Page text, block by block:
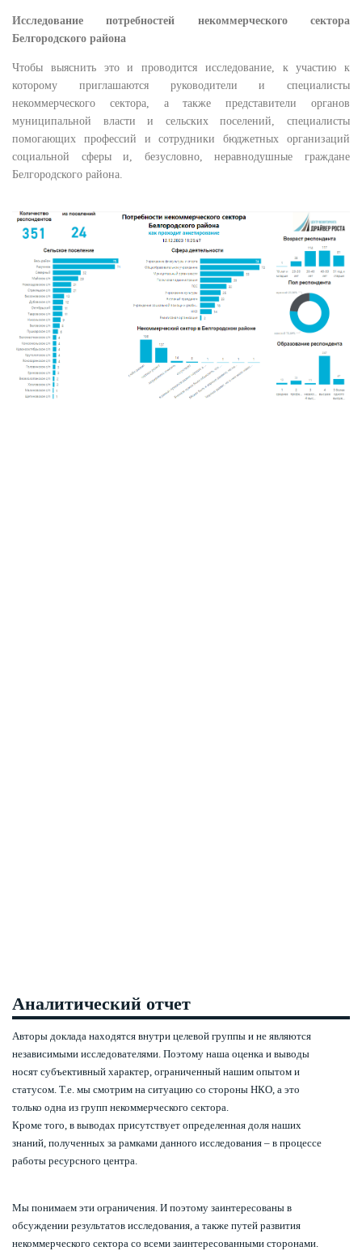
Исследование потребностей некоммерческого сектора
Белгородского района
Чтобы выяснить это и проводится исследование, к участию к
которому приглашаются руководители и специалисты
некоммерческого сектора, а также представители органов
муниципальной власти и сельских поселений, специалисты
помогающих профессий и сотрудники бюджетных организаций
социальной сферы и, безусловно, неравнодушные граждане
Белгородского района.
Аналитический отчет
Авторы доклада находятся внутри целевой группы и не являются
независимыми исследователями. Поэтому наша оценка и выводы
носят субъективный характер, ограниченный нашим опытом и
статусом. Т.е. мы смотрим на ситуацию со стороны НКО, а это
только одна из групп некоммерческого сектора.
Кроме того, в выводах присутствует определенная доля наших
знаний, полученных за рамками данного исследования – в процессе
работы ресурсного центра.
Мы понимаем эти ограничения. И поэтому заинтересованы в
обсуждении результатов исследования, а также путей развития
некоммерческого сектора со всеми заинтересованными сторонами.